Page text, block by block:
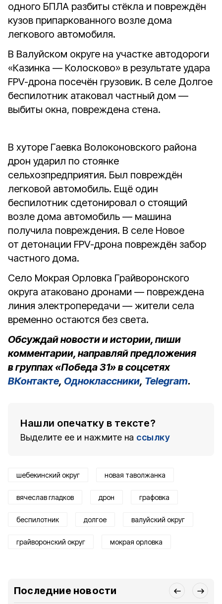
одного БПЛА разбиты стёкла и повреждён
кузов припаркованного возле дома
легкового автомобиля.
В Валуйском округе на участке автодороги
«Казинка — Колосково» в результате удара
FPV-дрона посечён грузовик. В селе Долгое
беспилотник атаковал частный дом —
выбиты окна, повреждена стена.
В хуторе Гаевка Волоконовского района
дрон ударил по стоянке
сельхозпредприятия. Был повреждён
легковой автомобиль. Ещё один
беспилотник сдетонировал о стоящий
возле дома автомобиль — машина
получила повреждения. В селе Новое
от детонации FPV-дрона повреждён забор
частного дома.
Село Мокрая Орловка Грайворонского
округа атаковано дронами — повреждена
линия электропередачи — жители села
временно остаются без света.
Обсуждай новости и истории, пиши
комментарии, направляй предложения
в группах «Победа 31» в соцсетях
ВКонтакте, Одноклассники, Telegram.
Нашли опечатку в тексте?
Выделите ее и нажмите на ссылку
шебекинский округ новая таволжанка
вячеслав гладков дрон графовка
беспилотник долгое валуйский округ
грайворонский округ мокрая орловка
Последние новости